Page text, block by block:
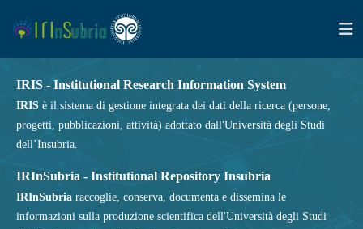
IRIS - Institutional Research Information System
IRIS è il sistema di gestione integrata dei dati della ricerca (persone,
progetti, pubblicazioni, attività) adottato dall'Università degli Studi
dell’Insubria.
IRInSubria - Institutional Repository Insubria
IRInSubria raccoglie, conserva, documenta e dissemina le
informazioni sulla produzione scientifica dell'Università degli Studi